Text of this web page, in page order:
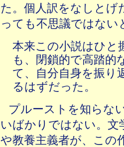
た。個人訳をなしとげ
っても不思議ではない
本来この小説はひと
も、閉鎖的で高踏的
て、自分自身を振り
るはずだった。
プルーストを知らな
いばかりではない。文
や教養主義者が、この